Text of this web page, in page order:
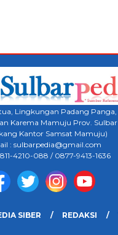
Lingkungan Padang Panga,
Karema Mamuju Prov. Sulbar
Kantor Samsat Mamuju)
: sulbarpedia@gmail.com
4210-088 / 0877-9413-1636
SIBER REDAKSI